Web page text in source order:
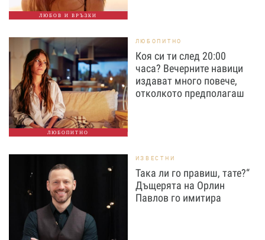
ЛЮБОВ И ВРЪЗКИ
ЛЮБОПИТНО
ЛЮБОПИТНО
Коя си ти след 20:00
часа? Вечерните навици
издават много повече,
отколкото предполагаш
ИЗВЕСТНИ
Така ли го правиш, тате?“
Дъщерята на Орлин
Павлов го имитира